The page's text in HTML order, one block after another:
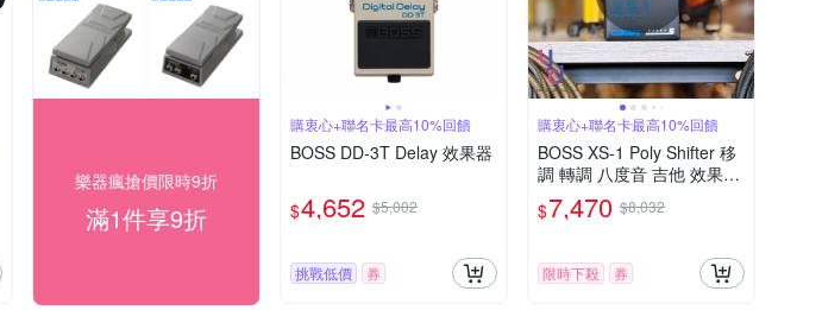
樂器瘋搶價限時9折
滿1件享9折
購衷心+聯名卡最高10%回饋
BOSS DD-3T Delay 效果器
$4,652 $5,002
挑戰低價 券
購衷心+聯名卡最高10%回饋
BOSS XS-1 Poly Shifter 移
調 轉調 八度音 吉他 效果器
5年保固 公司貨
$7,470 $8,032
限時下殺 券